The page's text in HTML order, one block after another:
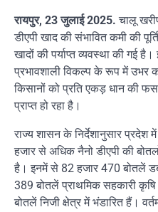
रायपुर, 23 जुलाई 2025. चालू
डीएपी खाद की संभावित कमी की
खादों की पर्याप्त व्यवस्था की गई
प्रभावशाली विकल्प के रूप में
किसानों को प्रति एकड़ धान की
प्राप्त हो रहा है।
राज्य शासन के निर्देशानुसार प्रदेश
हजार से अधिक नैनो डीएपी की
है। इनमें से 82 हजार 470 बोतलें
389 बोतलें प्राथमिक सहकारी
बोतलें निजी क्षेत्र में भंडारित हैं।